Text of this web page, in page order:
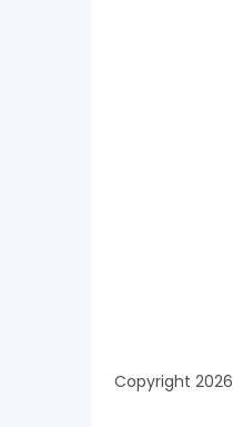
Copyright 2026